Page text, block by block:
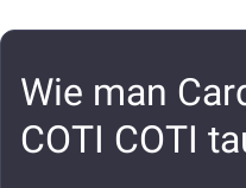
Wie man
COTI COTI